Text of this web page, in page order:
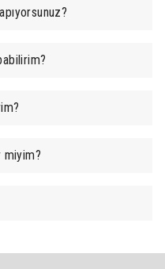
miyim?